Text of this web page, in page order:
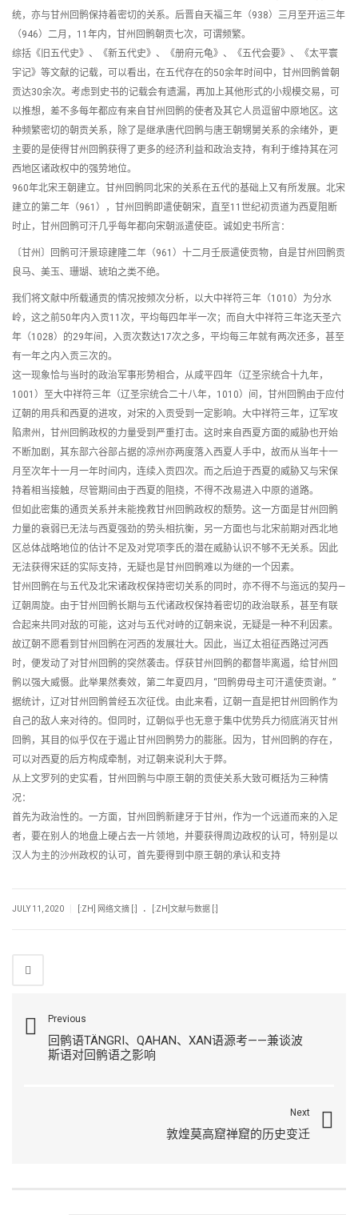
统，亦与甘州回鹘保持着密切的关系。后晋自天福三年（938）三月至开运三年
（946）二月，11年内，甘州回鹘朝贡七次，可谓频繁。
综括《旧五代史》、《新五代史》、《册府元龟》、《五代会要》、《太平寰
宇记》等文献的记载，可以看出，在五代存在的50余年时间中，甘州回鹘曾朝
贡达30余次。考虑到史书的记载会有遗漏，再加上其他形式的小规模交易，可
以推想，差不多每年都应有来自甘州回鹘的使者及其它人员逗留中原地区。这
种频繁密切的朝贡关系，除了是继承唐代回鹘与唐王朝甥舅关系的余绪外，更
主要的是使得甘州回鹘获得了更多的经济利益和政治支持，有利于维持其在河
西地区诸政权中的强势地位。
960年北宋王朝建立。甘州回鹘同北宋的关系在五代的基础上又有所发展。北宋
建立的第二年（961），甘州回鹘即遣使朝宋，直至11世纪初贡道为西夏阻断
时止，甘州回鹘可汗几乎每年都向宋朝派遣使臣。诚如史书所言：
〔甘州〕回鹘可汗景琼建隆二年（961）十二月壬辰遣使贡物，自是甘州回鹘贡
良马、美玉、珊瑚、琥珀之类不绝。
我们将文献中所载通贡的情况按频次分析，以大中祥符三年（1010）为分水
岭，这之前50年内入贡11次，平均每四年半一次；而自大中祥符三年迄天圣六
年（1028）的29年间，入贡次数达17次之多，平均每三年就有两次还多，甚至
有一年之内入贡三次的。
这一现象恰与当时的政治军事形势相合，从咸平四年（辽圣宗统合十九年，
1001）至大中祥符三年（辽圣宗统合二十八年，1010）间，甘州回鹘由于应付
辽朝的用兵和西夏的进攻，对宋的入贡受到一定影响。大中祥符三年，辽军攻
陷肃州，甘州回鹘政权的力量受到严重打击。这时来自西夏方面的威胁也开始
不断加剧，其东部六谷部占据的凉州亦两度落入西夏人手中，故而从当年十一
月至次年十一月一年时间内，连续入贡四次。而之后迫于西夏的威胁又与宋保
持着相当接触，尽管期间由于西夏的阻挠，不得不改易进入中原的道路。
但如此密集的通贡关系并未能挽救甘州回鹘政权的颓势。这一方面是甘州回鹘
力量的衰弱已无法与西夏强劲的势头相抗衡，另一方面也与北宋前期对西北地
区总体战略地位的估计不足及对党项李氏的潜在威胁认识不够不无关系。因此
无法获得宋廷的实际支持，无疑也是甘州回鹘难以为继的一个因素。
甘州回鹘在与五代及北宋诸政权保持密切关系的同时，亦不得不与迤远的契丹—
辽朝周旋。由于甘州回鹘长期与五代诸政权保持着密切的政治联系，甚至有联
合起来共同对敌的可能，这对与五代对峙的辽朝来说，无疑是一种不利因素。
故辽朝不愿看到甘州回鹘在河西的发展壮大。因此，当辽太祖征西路过河西
时，便发动了对甘州回鹘的突然袭击。俘获甘州回鹘的都督毕离遏，给甘州回
鹘以强大威慑。此举果然奏效，第二年夏四月，“回鹘毋母主可汗遣使贡谢。”
据统计，辽对甘州回鹘曾经五次征伐。由此来看，辽朝一直是把甘州回鹘作为
自己的敌人来对待的。但同时，辽朝似乎也无意于集中优势兵力彻底消灭甘州
回鹘，其目的似乎仅在于遏止甘州回鹘势力的膨胀。因为，甘州回鹘的存在，
可以对西夏的后方构成牵制，对辽朝来说利大于弊。
从上文罗列的史实看，甘州回鹘与中原王朝的贡使关系大致可概括为三种情
况：
首先为政治性的。一方面，甘州回鹘新建牙于甘州，作为一个远道而来的入足
者，要在别人的地盘上硬占去一片领地，并要获得周边政权的认可，特别是以
汉人为主的沙州政权的认可，首先要得到中原王朝的承认和支持
JULY 11, 2020 [:ZH] 网络文摘 [:] . [:ZH]文献与数据 [:]
Previous
回鹘语TÄNGRI、QAHAN、XAN语源考——兼谈波
斯语对回鹘语之影响
Next
敦煌莫高窟禅窟的历史变迁